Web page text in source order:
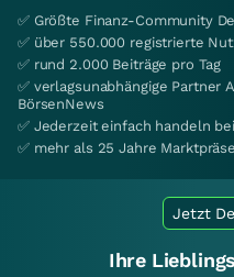
✅ Größte Finanz-Community
✅ über 550.000 registrierte
✅ rund 2.000 Beiträge pro Tag
✅ verlagsunabhängige Partner
BörsenNews
✅ Jederzeit einfach handeln
✅ mehr als 25 Jahre
Jetzt
Ihre